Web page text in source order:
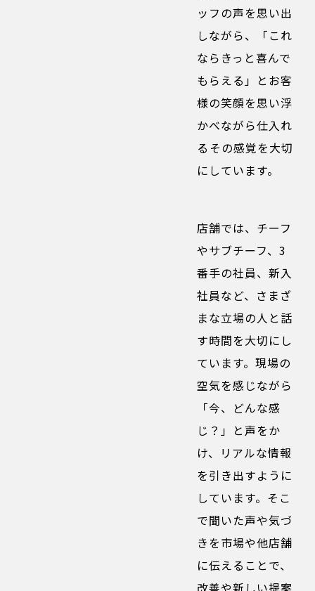
ッフの声を思い出
しながら、「これ
ならきっと喜んで
もらえる」とお客
様の笑顔を思い浮
かべながら仕入れ
る――その感覚を大切
にしています。
店舗では、チーフ
やサブチーフ、3
番手の社員、新入
社員など、さまざ
まな立場の人と話
す時間を大切にし
ています。現場の
空気を感じながら
「今、どんな感
じ？」と声をか
け、リアルな情報
を引き出すように
しています。そこ
で聞いた声や気づ
きを市場や他店舗
に伝えることで、
改善や新しい提案